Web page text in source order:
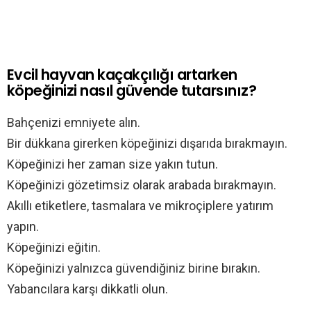
Evcil hayvan kaçakçılığı artarken
köpeğinizi nasıl güvende tutarsınız?
Bahçenizi emniyete alın.
Bir dükkana girerken köpeğinizi dışarıda bırakmayın.
Köpeğinizi her zaman size yakın tutun.
Köpeğinizi gözetimsiz olarak arabada bırakmayın.
Akıllı etiketlere, tasmalara ve mikroçiplere yatırım
yapın.
Köpeğinizi eğitin.
Köpeğinizi yalnızca güvendiğiniz birine bırakın.
Yabancılara karşı dikkatli olun.